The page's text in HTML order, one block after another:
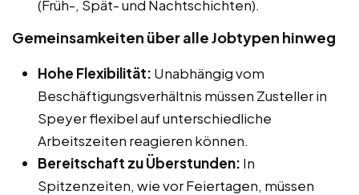
(Früh-, Spät- und Nachtschichten).
Gemeinsamkeiten über alle Jobtypen hinweg
Hohe Flexibilität: Unabhängig vom
Beschäftigungsverhältnis müssen Zusteller in
Speyer flexibel auf unterschiedliche
Arbeitszeiten reagieren können.
Bereitschaft zu Überstunden: In
Spitzenzeiten, wie vor Feiertagen, müssen